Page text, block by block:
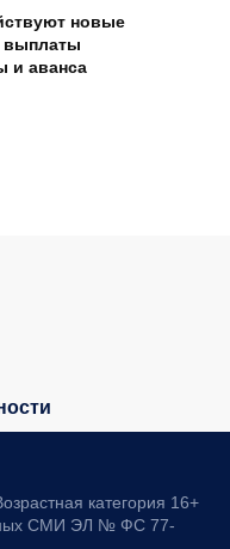
новые
выплаты
и аванса
категория 16+
СМИ ЭЛ № ФС 77-